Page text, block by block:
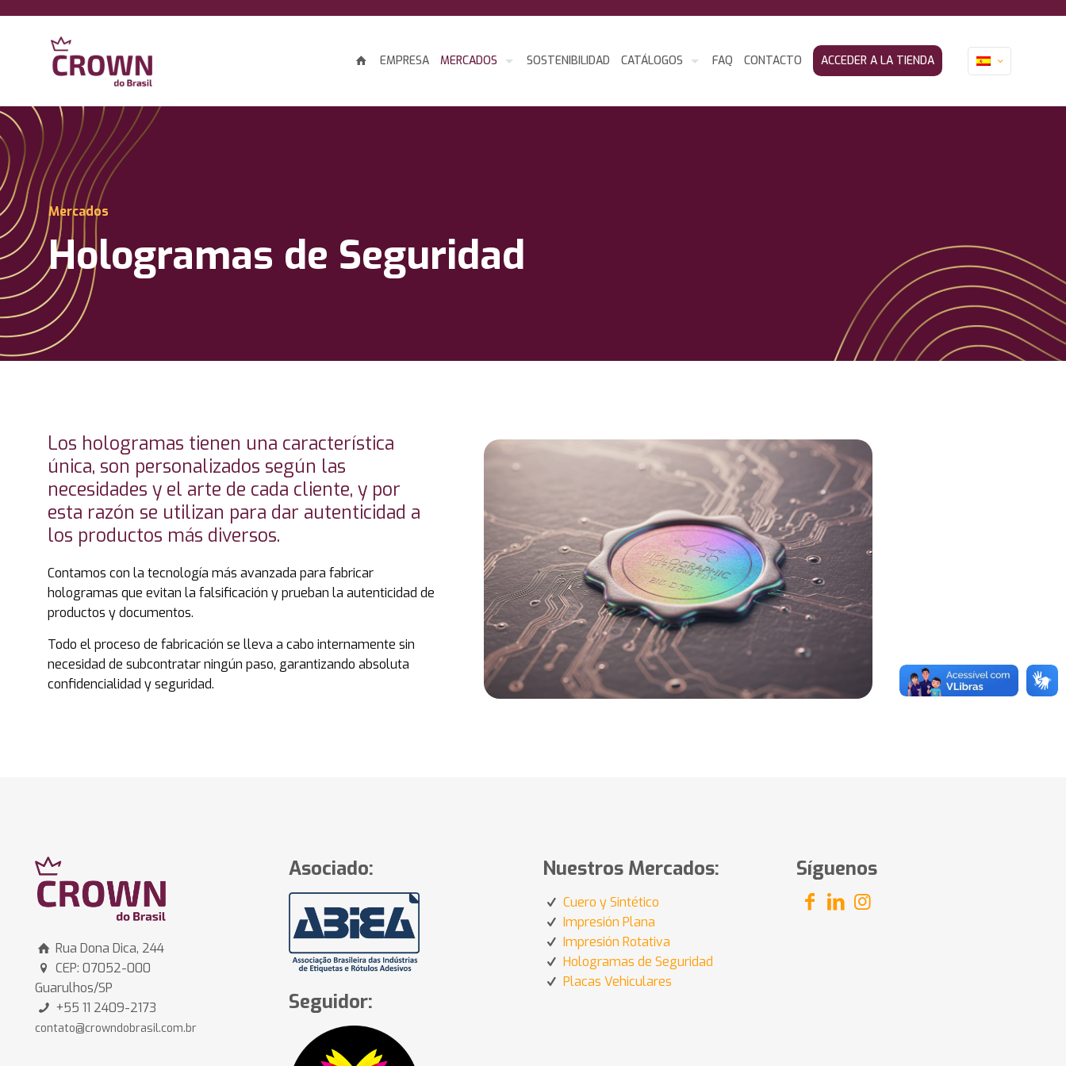
EMPRESA MERCADOS SOSTENIBILIDAD CATÁLOGOS FAQ CONTACTO ACCEDER A LA TIENDA
Mercados
Hologramas de Seguridad
Los hologramas tienen una característica
única, son personalizados según las
necesidades y el arte de cada cliente, y por
esta razón se utilizan para dar autenticidad a
los productos más diversos.
Contamos con la tecnología más avanzada para fabricar
hologramas que evitan la falsificación y prueban la autenticidad de
productos y documentos.
Todo el proceso de fabricación se lleva a cabo internamente sin
necesidad de subcontratar ningún paso, garantizando absoluta
confidencialidad y seguridad.
Rua Dona Dica, 244
CEP: 07052-000
Guarulhos/SP
+55 11 2409-2173
contato@crowndobrasil.com.br
Asociado:
Seguidor:
Nuestros Mercados:
Cuero y Sintético
Impresión Plana
Impresión Rotativa
Hologramas de Seguridad
Placas Vehiculares
Síguenos